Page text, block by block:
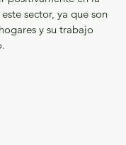
sector, ya que son
y su trabajo